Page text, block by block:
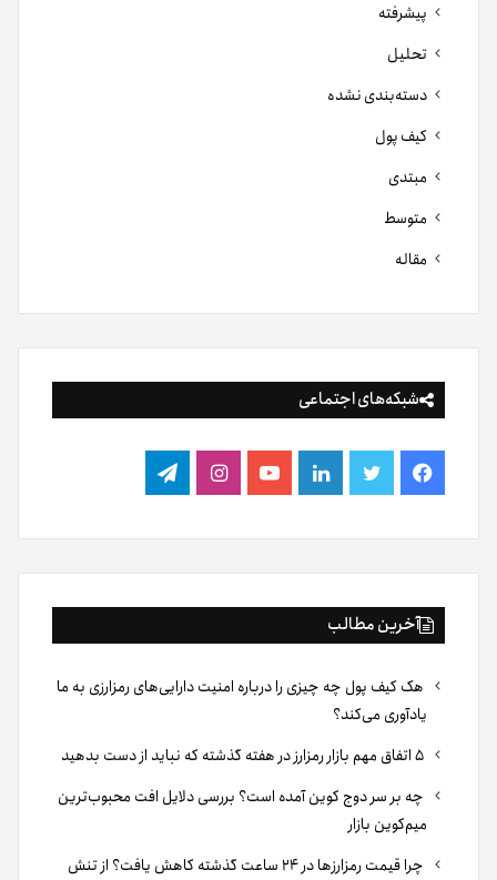
پیشرفته
تحلیل
دسته‌بندی نشده
کیف پول
مبتدی
متوسط
مقاله
شبکه‌های اجتماعی
فیس
بوک
توییتر لینکدینیوتیوباینستاگرام
تلگرام
آخرین مطالب
هک کیف پول چه چیزی را درباره امنیت دارایی‌های رمزارزی به ما
یادآوری می‌کند؟
چه بر سر دوج کوین آمده است؟ بررسی دلایل افت محبوب‌ترین
میم‌کوین بازار
چرا قیمت رمزارزها در ۲۴ ساعت گذشته کاهش یافت؟ از تنش